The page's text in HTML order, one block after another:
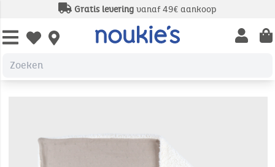
Gratis levering vanaf 49€ aankoop
Open wishlist Open